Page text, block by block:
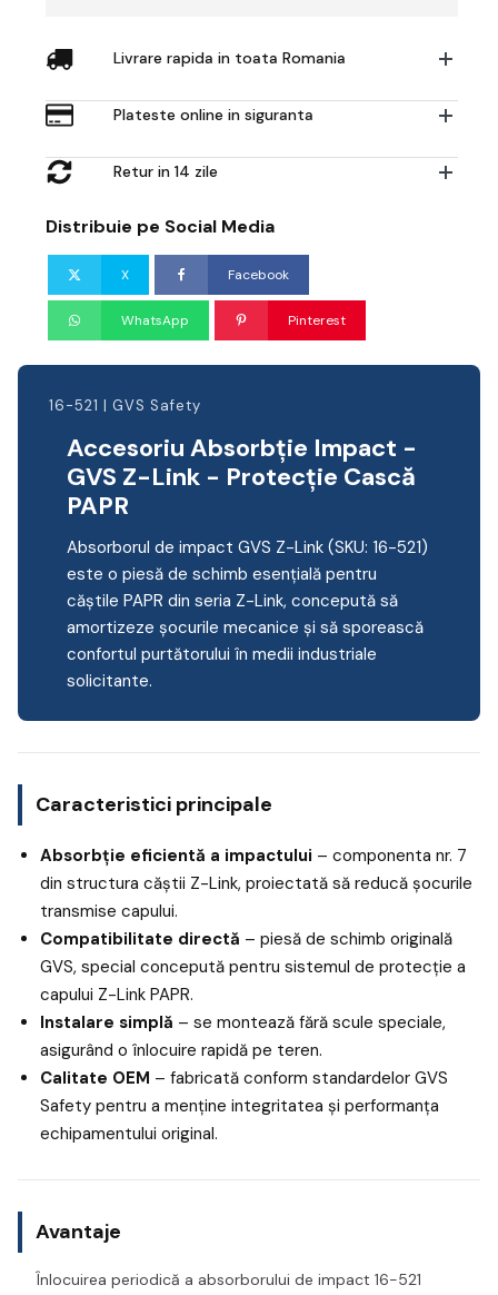
Livrare rapida in toata Romania
Plateste online in siguranta
Retur in 14 zile
Distribuie pe Social Media
X Facebook
WhatsApp Pinterest
16-521 | GVS Safety
Accesoriu Absorbție Impact -
GVS Z-Link - Protecție Cască
PAPR
Absorborul de impact GVS Z-Link (SKU: 16-521)
este o piesă de schimb esențială pentru
căștile PAPR din seria Z-Link, concepută să
amortizeze șocurile mecanice și să sporească
confortul purtătorului în medii industriale
solicitante.
Caracteristici principale
Absorbție eficientă a impactului – componenta nr. 7
din structura căștii Z-Link, proiectată să reducă șocurile
transmise capului.
Compatibilitate directă – piesă de schimb originală
GVS, special concepută pentru sistemul de protecție a
capului Z-Link PAPR.
Instalare simplă – se montează fără scule speciale,
asigurând o înlocuire rapidă pe teren.
Calitate OEM – fabricată conform standardelor GVS
Safety pentru a menține integritatea și performanța
echipamentului original.
Avantaje
Înlocuirea periodică a absorborului de impact 16-521